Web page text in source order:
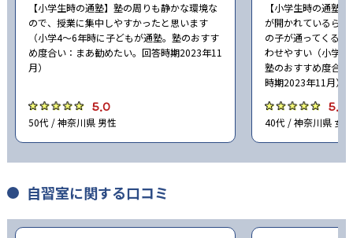
【小学生時の通塾】塾の周りも静かな環境な
ので、授業に集中しやすかったと思います
（小学4〜6年時に子どもが通塾。塾のおすす
め度合い：まあ勧めたい。回答時期2023年11
月）
5.0
50代 / 神奈川県 男性
【小学生時の通塾
が開かれているら
の子が通ってくる
わせやすい（小学5
塾のおすすめ度合
時期2023年11月）
5.0
40代 / 神奈川県 女性
自習室に関する口コミ